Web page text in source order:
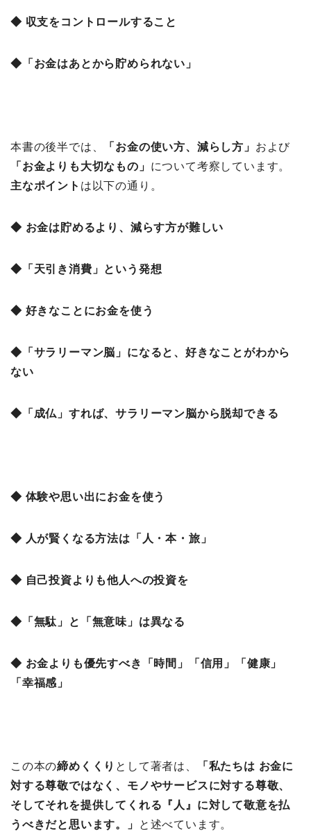
◆ 収支をコントロールすること
◆「お金はあとから貯められない」
本書の後半では、 「 お金の使い方、減らし方」 および
「 お金よりも大切なもの」 について考察しています。
主なポイント は以下の通り。
◆ お金は貯めるより、減らす方が難しい
◆「天引き消費」という発想
◆ 好きなことにお金を使う
◆「サラリーマン脳」になると、好きなことがわから
ない
◆「成仏」すれば、サラリーマン脳から脱却できる
◆ 体験や思い出にお金を使う
◆ 人が賢くなる方法は「人・本・旅」
◆ 自己投資よりも他人への投資を
◆「無駄」と「無意味」は異なる
◆ お金よりも優先すべき「時間」「信用」「健康」
「幸福感」
この本の締めくくり として著者は、
「私たちは お金に
対する尊敬ではなく、モノやサービスに対する尊敬、
そしてそれを提供してくれる『人』に対して敬意を払
うべきだと思います。」
と述べています。